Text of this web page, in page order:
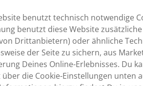
benutzt technisch notwendige
benutzt diese Website
Drittanbietern) oder ähnliche
der Seite zu sichern, aus
Deines Online-Erlebnisses. Du
die Cookie-Einstellungen unten